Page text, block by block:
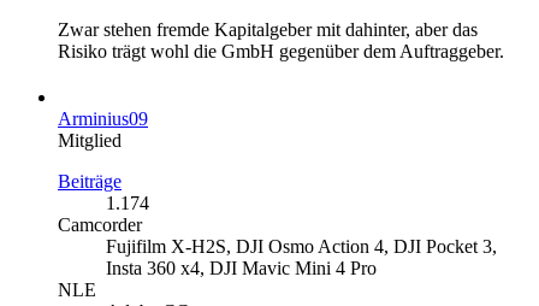
Zwar stehen fremde Kapitalgeber mit dahinter, aber das
Risiko trägt wohl die GmbH gegenüber dem Auftraggeber.
Arminius09
Mitglied
Beiträge
1.174
Camcorder
Fujifilm X-H2S, DJI Osmo Action 4, DJI Pocket 3,
Insta 360 x4, DJI Mavic Mini 4 Pro
NLE